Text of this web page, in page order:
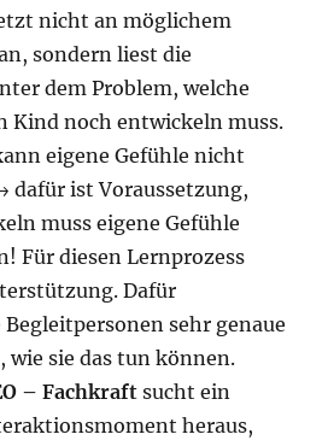
nicht an möglichem
sondern liest die
dem Problem, welche
Kind noch entwickeln muss.
eigene Gefühle nicht
ist Voraussetzung,
muss eigene Gefühle
Für diesen Lernprozess
Dafür
sehr genaue
sie das tun können.
– Fachkraft sucht ein
heraus,